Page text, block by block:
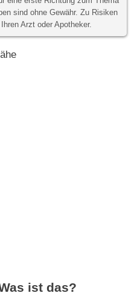
sind ohne Gewähr. Zu Risiken
Arzt oder Apotheker.
ist das?